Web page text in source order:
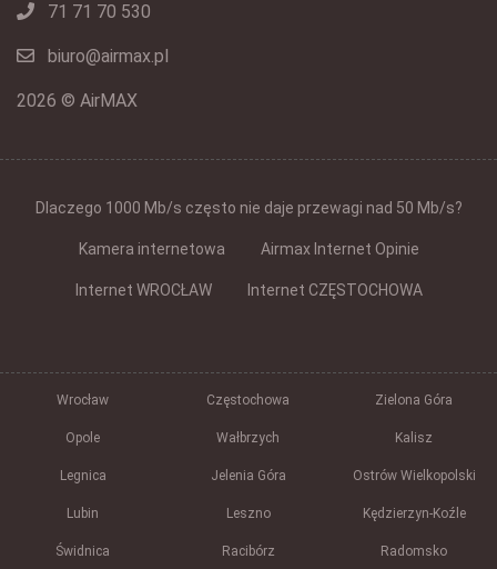
71 71 70 530
biuro@airmax.pl
2026 © AirMAX
Dlaczego 1000 Mb/s często nie daje przewagi nad 50 Mb/s?
Kamera internetowa Airmax Internet Opinie
Internet WROCŁAW Internet CZĘSTOCHOWA
Wrocław Częstochowa Zielona Góra
Opole Wałbrzych Kalisz
Legnica Jelenia Góra Ostrów Wielkopolski
Lubin Leszno Kędzierzyn-Koźle
Świdnica Racibórz Radomsko